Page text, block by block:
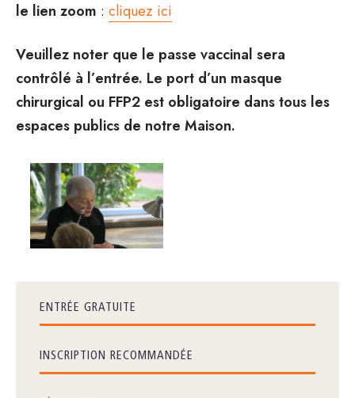
le lien zoom : cliquez ici
Veuillez noter que le passe vaccinal sera
contrôlé à l’entrée. Le port d’un masque
chirurgical ou FFP2 est obligatoire dans tous les
espaces publics de notre Maison.
ENTRÉE GRATUITE
INSCRIPTION RECOMMANDÉE